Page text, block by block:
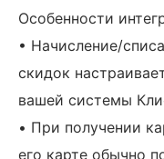
Особенности
• Начисление/
скидок
вашей системы
• При получении
его карте обычно